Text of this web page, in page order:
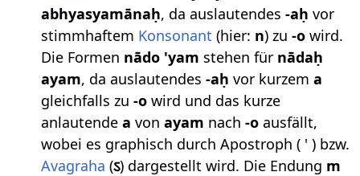
abhyasyamānaḥ, da auslautendes -aḥ vor
stimmhaftem Konsonant (hier: n) zu -owird.
Die Formen nādo 'yam stehen für nādaḥ
ayam, da auslautendes -aḥ vor kurzem a
gleichfalls zu -owird und das kurze
anlautende a von ayam nach -oausfällt,
wobei es graphisch durch Apostroph ( ' ) bzw.
Avagraha (ऽ) dargestellt wird. Die Endung m